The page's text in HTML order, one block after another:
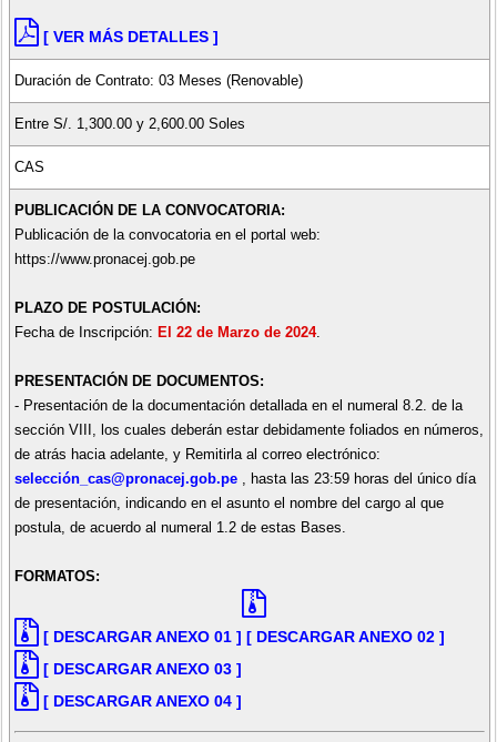
[ VER MÁS DETALLES ]
Duración de Contrato: 03 Meses (Renovable)
Entre S/. 1,300.00 y 2,600.00 Soles
CAS
PUBLICACIÓN DE LA CONVOCATORIA:
Publicación de la convocatoria en el portal web:
https://www.pronacej.gob.pe
PLAZO DE POSTULACIÓN:
Fecha de Inscripción: El 22 de Marzo de 2024.
PRESENTACIÓN DE DOCUMENTOS:
- Presentación de la documentación detallada en el numeral 8.2. de la
sección VIII, los cuales deberán estar debidamente foliados en números,
de atrás hacia adelante, y Remitirla al correo electrónico:
selección_cas@pronacej.gob.pe, hasta las 23:59 horas del único día
de presentación, indicando en el asunto el nombre del cargo al que
postula, de acuerdo al numeral 1.2 de estas Bases.
FORMATOS:
[ DESCARGAR ANEXO 01 ] [ DESCARGAR ANEXO 02 ]
[ DESCARGAR ANEXO 03 ]
[ DESCARGAR ANEXO 04 ]